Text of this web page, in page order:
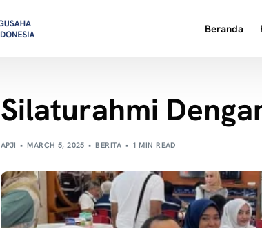
Beranda
Silaturahmi
APJI MARCH 5, 2025 BERITA 1 MIN READ